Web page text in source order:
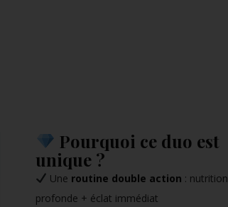
Pourquoi ce duo est
unique ?
Une routine double action : nutrition
profonde + éclat immédiat